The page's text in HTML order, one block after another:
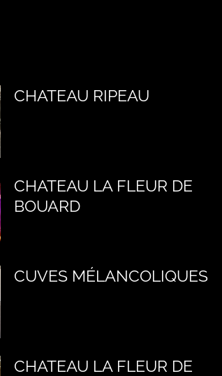
CHATEAU RIPEAU
CHATEAU LA FLEUR DE
BOUARD
CUVES MÉLANCOLIQUES
CHATEAU LA FLEUR DE